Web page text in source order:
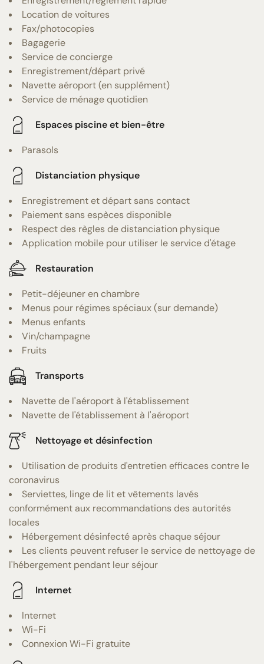
Location de voitures
Fax/photocopies
Bagagerie
Service de concierge
Enregistrement/départ privé
Navette aéroport (en supplément)
Service de ménage quotidien
Espaces piscine et bien-être
Parasols
Distanciation physique
Enregistrement et départ sans contact
Paiement sans espèces disponible
Respect des règles de distanciation physique
Application mobile pour utiliser le service d'étage
Restauration
Petit-déjeuner en chambre
Menus pour régimes spéciaux (sur demande)
Menus enfants
Vin/champagne
Fruits
Transports
Navette de l'aéroport à l'établissement
Navette de l'établissement à l'aéroport
Nettoyage et désinfection
Utilisation de produits d'entretien efficaces contre le
coronavirus
Serviettes, linge de lit et vêtements lavés
conformément aux recommandations des autorités
locales
Hébergement désinfecté après chaque séjour
Les clients peuvent refuser le service de nettoyage de
l'hébergement pendant leur séjour
Internet
Internet
Wi-Fi
Connexion Wi-Fi gratuite